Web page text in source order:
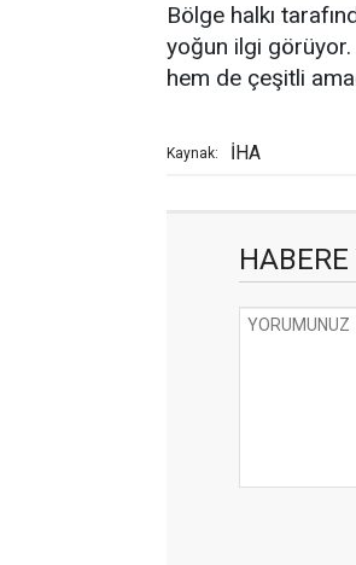
Bölge halkı
yoğun ilgi görüyor.
hem de çeşitli
Kaynak: İHA
HABERE